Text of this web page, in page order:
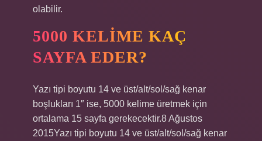
olabilir.
5000 KELIME KAÇ
SAYFA EDER?
Yazı tipi boyutu 14 ve üst/alt/sol/sağ kenar
boşlukları 1″ ise, 5000 kelime üretmek için
ortalama 15 sayfa gerekecektir.8 Ağustos
2015Yazı tipi boyutu 14 ve üst/alt/sol/sağ kenar